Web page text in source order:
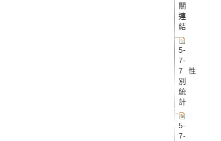
關
連
結
5-
7-
7 性
別
統
計
5-
7-